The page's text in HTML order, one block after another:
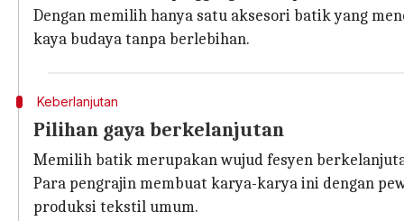
Dengan memilih hanya satu aksesori batik yang
kaya budaya tanpa berlebihan.
Keberlanjutan
Pilihan gaya berkelanjutan
Memilih batik merupakan wujud fesyen
Para pengrajin membuat karya-karya ini dengan
produksi tekstil umum.